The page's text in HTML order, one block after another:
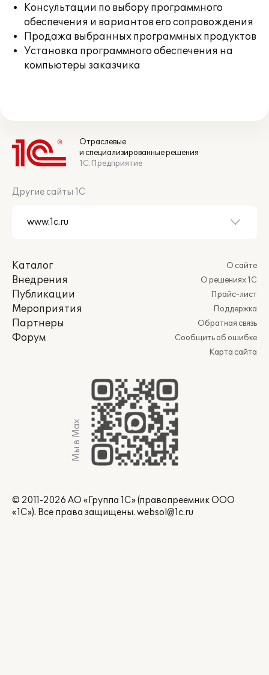
Консультации по выбору программного
обеспечения и вариантов его сопровождения
Продажа выбранных программных продуктов
Установка программного обеспечения на
компьютеры заказчика
Отраслевые
и специализированные решения
1С:Предприятие
Другие сайты 1С
Каталог
Внедрения
Публикации
Мероприятия
Партнеры
Форум
О сайте
О решениях 1С
Прайс-лист
Поддержка
Обратная связь
Сообщить об ошибке
Карта сайта
Мы в Max
© 2011-2026 АО «Группа 1С» (правопреемник ООО
«1С»). Все права защищены. websol@1c.ru